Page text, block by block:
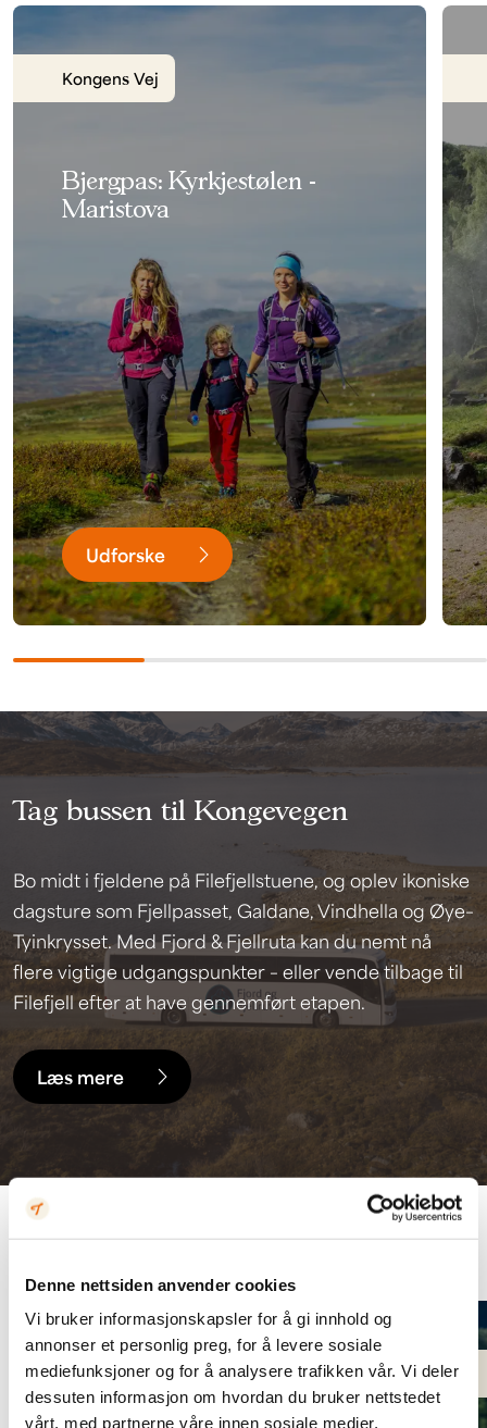
Denne nettsiden anvender cookies
Vi bruker informasjonskapsler for å gi innhold og
annonser et personlig preg, for å levere sosiale
mediefunksjoner og for å analysere trafikken vår. Vi deler
dessuten informasjon om hvordan du bruker nettstedet
vårt, med partnerne våre innen sosiale medier,
Kongens Vej
Bjergpas: Kyrkjestølen -
Maristova
Udforske
Tag bussen til Kongevegen
Bo midt i fjeldene på Filefjellstuene, og oplev ikoniske
dagsture som Fjellpasset, Galdane, Vindhella og Øye–
Tyinkrysset. Med Fjord & Fjellruta kan du nemt nå
flere vigtige udgangspunkter – eller vende tilbage til
Filefjell efter at have gennemført etapen.
Læs mere
Færdig pakket
Fra 3500 NOK pr. person